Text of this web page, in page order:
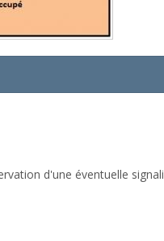
d'une éventuelle